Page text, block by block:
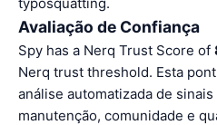
Avaliação de Confiança
Spy has a Nerq Trust Score of
Nerq trust threshold. Esta
análise automatizada de
manutenção, comunidade e